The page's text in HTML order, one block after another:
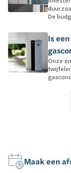
De
Is
Onze
Maak een